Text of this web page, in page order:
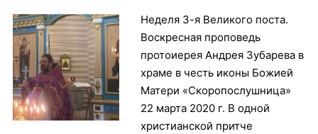
Неделя 3-я Великого поста.
Воскресная проповедь
протоиерея Андрея Зубарева в
храме в честь иконы Божией
Матери «Скоропослушница»
22 марта 2020 г. В одной
христианской притче